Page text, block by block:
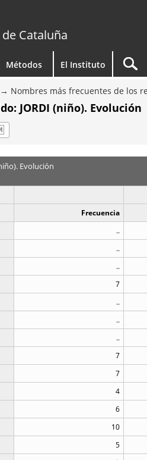
Cataluña
Métodos El Instituto
Nombres más frecuentes de los
JORDI (niño). Evolución
Evolución
Frecuencia
..
..
..
7
..
..
..
7
7
4
6
10
5